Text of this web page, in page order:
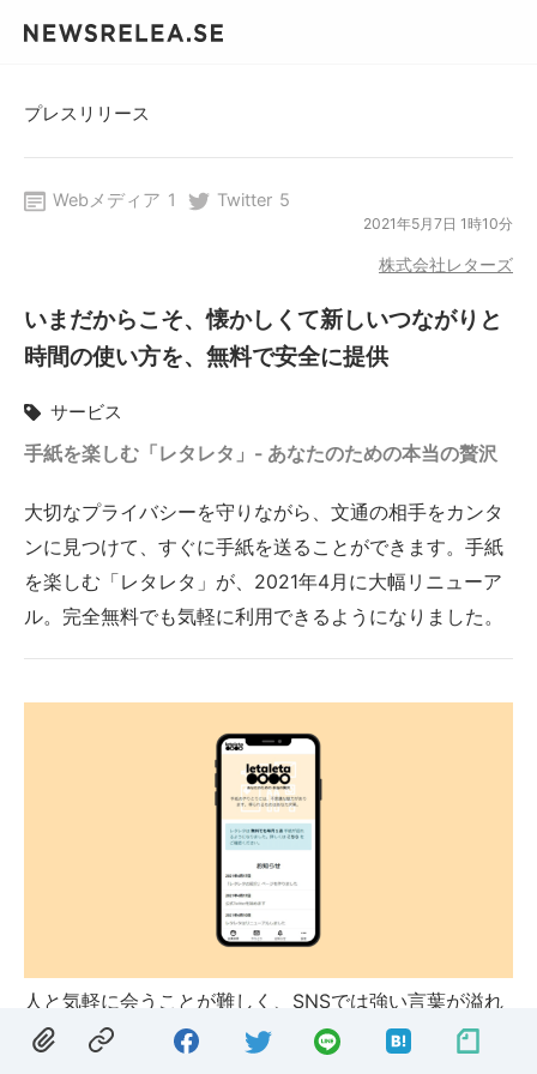
プレスリリース
Webメディア 1 Twitter 5
2021年5月7日 1時10分
株式会社レターズ
いまだからこそ、懐かしくて新しいつながりと
時間の使い方を、無料で安全に提供
サービス
手紙を楽しむ「レタレタ」- あなたのための本当の贅沢
大切なプライバシーを守りながら、文通の相手をカンタ
ンに見つけて、すぐに手紙を送ることができます。手紙
を楽しむ「レタレタ」が、2021年4月に大幅リニューア
ル。完全無料でも気軽に利用できるようになりました。
人と気軽に会うことが難しく、SNSでは強い言葉が溢れ
る状況だからこそ、手紙をやりとりすることのあたたか